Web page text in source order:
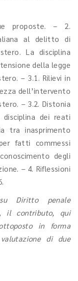
proposte. – 2.
al delitto di
La disciplina
della legge
– 3.1. Rilievi in
dell’intervento
– 3.2. Distonia
dei reati
tra inasprimento
fatti commessi
degli
– 4. Riflessioni
Diritto penale
il contributo, qui
in forma
di due